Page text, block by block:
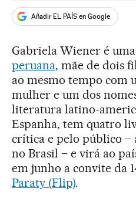
Añadir EL PAÍS en Google
Gabriela Wiener é
peruana, mãe de dois
ao mesmo tempo com
mulher e um dos
literatura latino-
Espanha, tem quatro
crítica e pelo público –
no Brasil – e virá ao
em junho a convite da
Paraty (Flip).